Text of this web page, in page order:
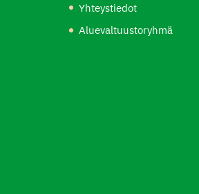
Yhteystiedot
Aluevaltuustoryhmä